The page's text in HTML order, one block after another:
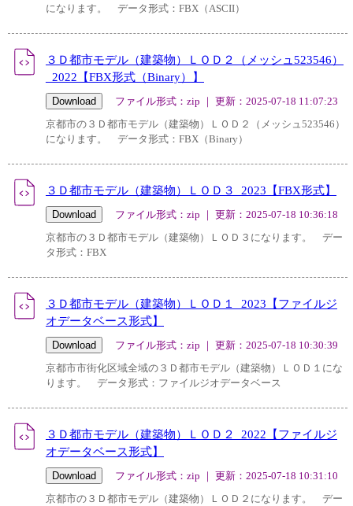
になります。 データ形式：FBX（ASCII）
３Ｄ都市モデル（建築物）ＬＯＤ２（メッシュ523546）
_2022【FBX形式（Binary）】
ファイル形式：zip ｜ 更新：2025-07-18 11:07:23
京都市の３Ｄ都市モデル（建築物）ＬＯＤ２（メッシュ523546）
になります。 データ形式：FBX（Binary）
３Ｄ都市モデル（建築物）ＬＯＤ３_2023【FBX形式】
ファイル形式：zip ｜ 更新：2025-07-18 10:36:18
京都市の３Ｄ都市モデル（建築物）ＬＯＤ３になります。 デー
タ形式：FBX
３Ｄ都市モデル（建築物）ＬＯＤ１_2023【ファイルジ
オデータベース形式】
ファイル形式：zip ｜ 更新：2025-07-18 10:30:39
京都市市街化区域全域の３Ｄ都市モデル（建築物）ＬＯＤ１にな
ります。 データ形式：ファイルジオデータベース
３Ｄ都市モデル（建築物）ＬＯＤ２_2022【ファイルジ
オデータベース形式】
ファイル形式：zip ｜ 更新：2025-07-18 10:31:10
京都市の３Ｄ都市モデル（建築物）ＬＯＤ２になります。 デー